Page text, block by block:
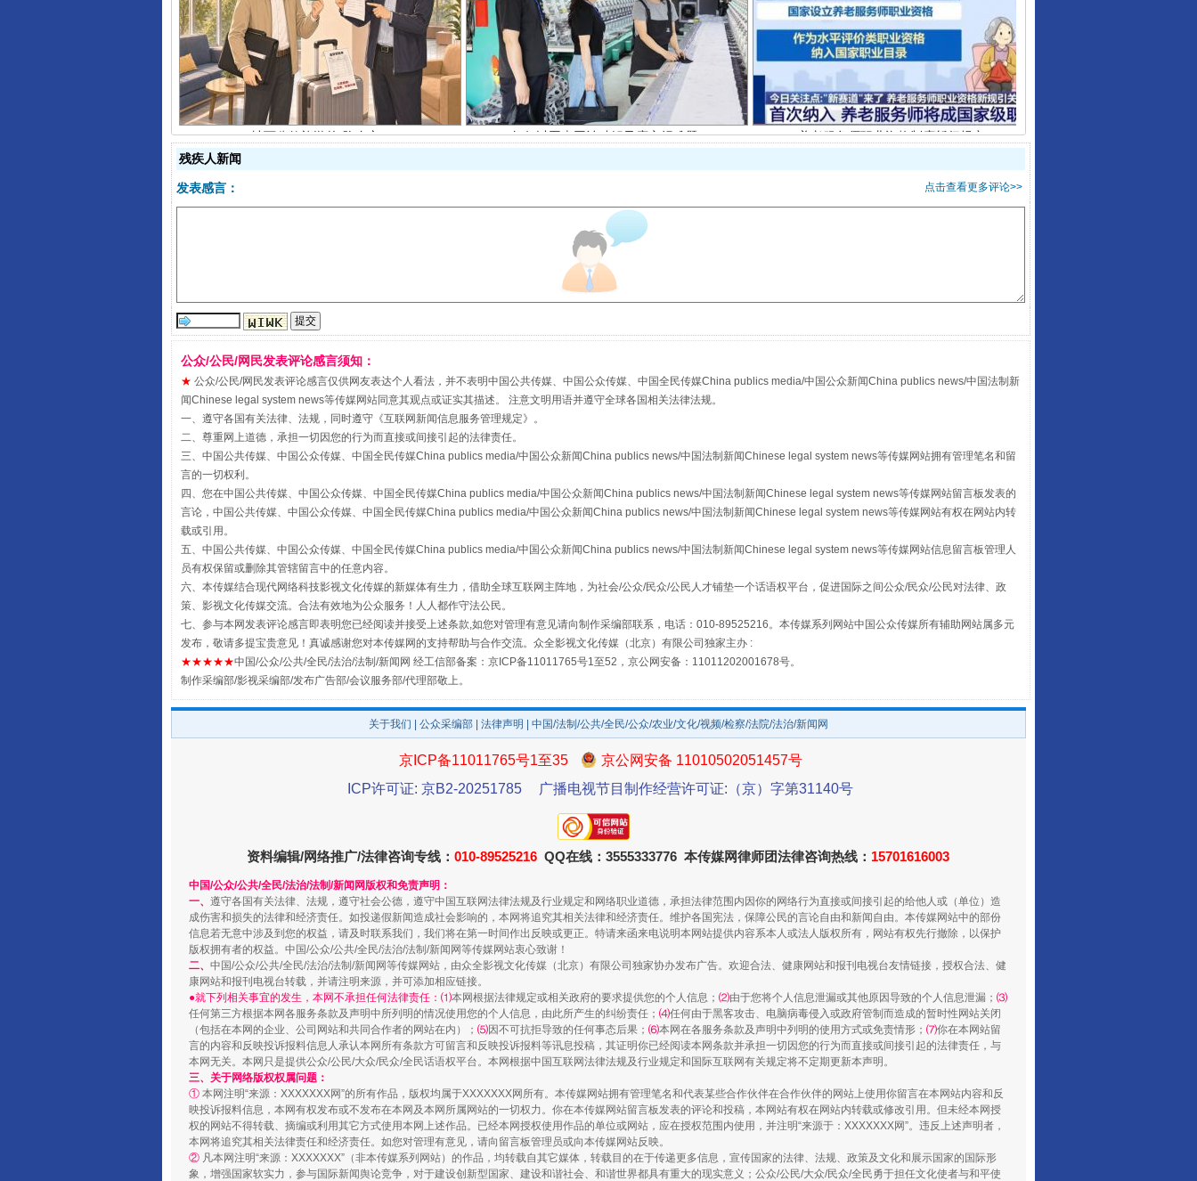
扯下公款旅游的“隐身衣” 如何以同查同治破解风腐交织难题 养老服务师职业资格制度暂行规定
一颗心始终滚烫
完善运行机制助力责任有效落实 一纸欠条伤亲情 巡回调解促和解.. 行业协会接连发公告
东山县通报“牛蛙产品抗生素超标问题” 法徽映军营 权益有保障 让核能赋能千行百业
千年窑火 生生不息
残疾人新闻
点击查看更多评论>>
发表感言：
公众/公民/网民发表评论感言须知：
★ 公众/公民/网民发表评论感言仅供网友表达个人看法，并不表明中国公共传媒、中国公众传媒、中国全民传媒China publics media/中国公众新闻China publics news/中国法制新
闻Chinese legal system news等传媒网站同意其观点或证实其描述。 注意文明用语并遵守全球各国相关法律法规。
一、遵守各国有关法律、法规，同时遵守《互联网新闻信息服务管理规定》。
二、尊重网上道德，承担一切因您的行为而直接或间接引起的法律责任。
三、中国公共传媒、中国公众传媒、中国全民传媒China publics media/中国公众新闻China publics news/中国法制新闻Chinese legal system news等传媒网站拥有管理笔名和留
言的一切权利。
四、您在中国公共传媒、中国公众传媒、中国全民传媒China publics media/中国公众新闻China publics news/中国法制新闻Chinese legal system news等传媒网站留言板发表的
言论，中国公共传媒、中国公众传媒、中国全民传媒China publics media/中国公众新闻China publics news/中国法制新闻Chinese legal system news等传媒网站有权在网站内转
载或引用。
五、中国公共传媒、中国公众传媒、中国全民传媒China publics media/中国公众新闻China publics news/中国法制新闻Chinese legal system news等传媒网站信息留言板管理人
员有权保留或删除其管辖留言中的任意内容。
六、本传媒结合现代网络科技影视文化传媒的新媒体有生力，借助全球互联网主阵地，为社会/公众/民众/公民人才铺垫一个话语权平台，促进国际之间公众/民众/公民对法律、政
策、影视文化传媒交流。合法有效地为公众服务！人人都作守法公民。
七、参与本网发表评论感言即表明您已经阅读并接受上述条款,如您对管理有意见请向制作采编部联系，电话：010-89525216。本传媒系列网站中国公众传媒所有辅助网站属多元
发布，敬请多提宝贵意见！真诚感谢您对本传媒网的支持帮助与合作交流。众全影视文化传媒（北京）有限公司独家主办 :
★★★★★中国/公众/公共/全民/法治/法制/新闻网 经工信部备案：京ICP备11011765号1至52，京公网安备：11011202001678号。
制作采编部/影视采编部/发布广告部/会议服务部/代理部敬上。
关于我们 公众采编部 法律声明 | 中国/法制/公共/全民/公众/农业/文化/视频/检察/法院/法治/新闻网
京ICP备11011765号1至35
京公网安备 11010502051457号
ICP许可证: 京B2-20251785
广播电视节目制作经营许可证:（京）字第31140号
资料编辑/网络推广/法律咨询专线： 010-89525216 QQ在线：3555333776 本传媒网律师团法律咨询热线： 15701616003
中国/公众/公共/全民/法治/法制/新闻网版权和免责声明：
一、 遵守各国有关法律、法规，遵守社会公德，遵守中国互联网法律法规及行业规定和网络职业道德，承担法律范围内因你的网络行为直接或间接引起的给他人或（单位）造
成伤害和损失的法律和经济责任。如投递假新闻造成社会影响的，本网将追究其相关法律和经济责任。维护各国宪法，保障公民的言论自由和新闻自由。本传媒网站中的部份
信息若无意中涉及到您的权益，请及时联系我们，我们将在第一时间作出反映或更正。特请来函来电说明本网站提供内容系本人或法人版权所有，网站有权先行撤除，以保护
版权拥有者的权益。中国/公众/公共/全民/法治/法制/新闻网等传媒网站衷心致谢！
二、 中国/公众/公共/全民/法治/法制/新闻网等传媒网站，由众全影视文化传媒（北京）有限公司独家协办发布广告。欢迎合法、健康网站和报刊电视台友情链接，授权合法、健
康网站和报刊电视台转载，并请注明来源，并可添加相应链接。
●就下列相关事宜的发生，本网不承担任何法律责任：⑴本网根据法律规定或相关政府的要求提供您的个人信息； ⑵由于您将个人信息泄漏或其他原因导致的个人信息泄漏； ⑶
任何第三方根据本网各服务条款及声明中所列明的情况使用您的个人信息，由此所产生的纠纷责任； ⑷任何由于黑客攻击、电脑病毒侵入或政府管制而造成的暂时性网站关闭
（包括在本网的企业、公司网站和共同合作者的网站在内）； ⑸因不可抗拒导致的任何事态后果； ⑹本网在各服务条款及声明中列明的使用方式或免责情形； ⑺你在本网站留
言的内容和反映投诉报料信息人承认本网所有条款方可留言和反映投诉报料等讯息投稿，其证明你已经阅读本网条款并承担一切因您的行为而直接或间接引起的法律责任，与
本网无关。本网只是提供公众/公民/大众/民众/全民话语权平台。本网根据中国互联网法律法规及行业规定和国际互联网有关规定将不定期更新本声明。
三、关于网络版权权属问题：
① 本网注明“来源：XXXXXXX网”的所有作品，版权均属于XXXXXXX网所有。本传媒网站拥有管理笔名和代表某些合作伙伴在合作伙伴的网站上使用你留言在本网站内容和反
映投诉报料信息，本网有权发布或不发布在本网及本网所属网站的一切权力。你在本传媒网站留言板发表的评论和投稿，本网站有权在网站内转载或修改引用。但未经本网授
权的网站不得转载、摘编或利用其它方式使用本网上述作品。已经本网授权使用作品的单位或网站，应在授权范围内使用，并注明“来源于：XXXXXXX网”。违反上述声明者，
本网将追究其相关法律责任和经济责任。如您对管理有意见，请向留言板管理员或向本传媒网站反映。
② 凡本网注明“来源：XXXXXXX”（非本传媒系列网站）的作品，均转载自其它媒体，转载目的在于传递更多信息，宣传国家的法律、法规、政策及文化和展示国家的国际形
象，增强国家软实力，参与国际新闻舆论竞争，对于建设创新型国家、建设和谐社会、和谐世界都具有重大的现实意义；公众/公民/大众/民众/全民勇于担任文化使者与和平使